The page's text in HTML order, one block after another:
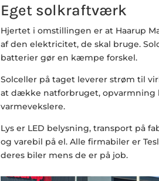
Eget solkraftværk
Hjertet i omstillingen er at Haarup
af den elektricitet, de skal bruge.
batterier gør en kæmpe forskel.
Solceller på taget leverer strøm til
at dække natforbruget, opvarmning
varmevekslere.
Lys er LED belysning, transport på
og varebil på el. Alle firmabiler er
deres biler mens de er på job.